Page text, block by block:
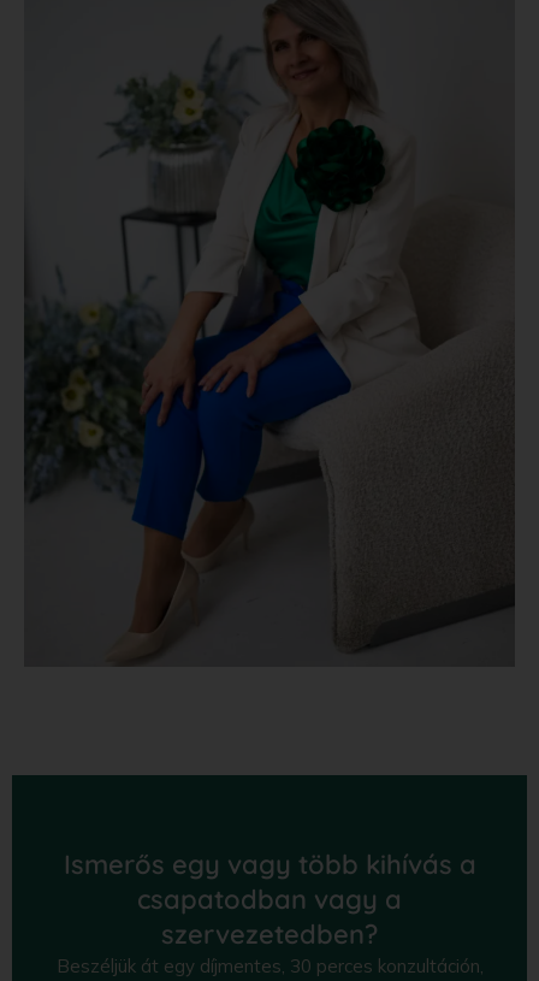
Ismerős egy vagy több kihívás a
csapatodban vagy a
szervezetedben?
Beszéljük át egy díjmentes, 30 perces konzultáción,